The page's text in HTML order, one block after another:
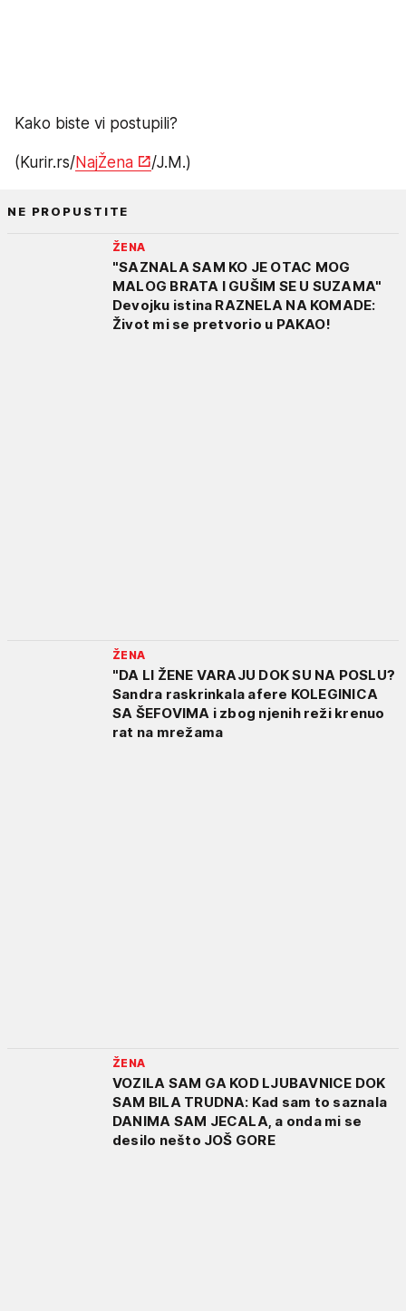
Kako biste vi postupili?
(Kurir.rs/NajŽena /J.M.)
NE PROPUSTITE
ŽENA
"SAZNALA SAM KO JE OTAC MOG
MALOG BRATA I GUŠIM SE U SUZAMA"
Devojku istina RAZNELA NA KOMADE:
Život mi se pretvorio u PAKAO!
ŽENA
"DA LI ŽENE VARAJU DOK SU NA POSLU?
Sandra raskrinkala afere KOLEGINICA
SA ŠEFOVIMA i zbog njenih reži krenuo
rat na mrežama
ŽENA
VOZILA SAM GA KOD LJUBAVNICE DOK
SAM BILA TRUDNA: Kad sam to saznala
DANIMA SAM JECALA, a onda mi se
desilo nešto JOŠ GORE